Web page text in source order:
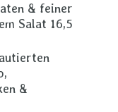
& feiner
Salat 16,5
&